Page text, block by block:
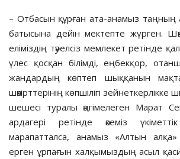
– Отбасын құрған ата-анамыз таңның
батысына дейін мектепте жүрген.
еліміздің тәуелсіз мемлекет ретінде
үлес қосқан білімді, еңбекқор,
жандардың көптеп шыққанын
шәкірттерінің көпшілігі зейнеткерлікке
шешесі туралы әңгімелеген Марат
ардагері ретінде әкеміз
марапатталса, анамыз «Алтын
ерген ұрпағын халқымыздың асыл